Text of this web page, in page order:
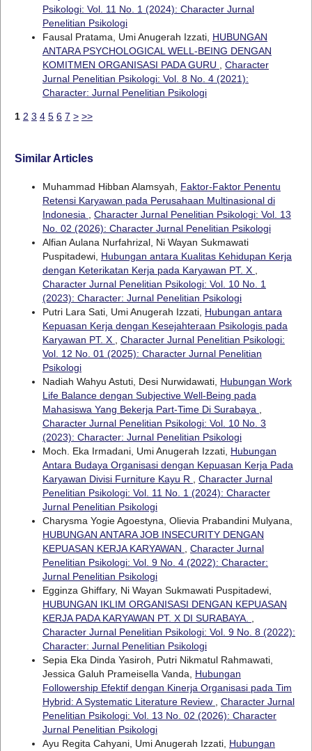
Psikologi: Vol. 11 No. 1 (2024): Character Jurnal
Penelitian Psikologi
Fausal Pratama, Umi Anugerah Izzati, HUBUNGAN
ANTARA PSYCHOLOGICAL WELL-BEING DENGAN
KOMITMEN ORGANISASI PADA GURU
Character
Jurnal Penelitian Psikologi: Vol. 8 No. 4 (2021):
Character: Jurnal Penelitian Psikologi
1 2 3 4 5 6 7 > >>
Similar Articles
Muhammad Hibban Alamsyah, Faktor-Faktor Penentu
Retensi Karyawan pada Perusahaan Multinasional di
Indonesia
Character Jurnal Penelitian Psikologi: Vol. 13
No. 02 (2026): Character Jurnal Penelitian Psikologi
Alfian Aulana Nurfahrizal, Ni Wayan Sukmawati
Puspitadewi, Hubungan antara Kualitas Kehidupan Kerja
dengan Keterikatan Kerja pada Karyawan PT. X
Character Jurnal Penelitian Psikologi: Vol. 10 No. 1
(2023): Character: Jurnal Penelitian Psikologi
Putri Lara Sati, Umi Anugerah Izzati, Hubungan antara
Kepuasan Kerja dengan Kesejahteraan Psikologis pada
Karyawan PT. X
Character Jurnal Penelitian Psikologi:
Vol. 12 No. 01 (2025): Character Jurnal Penelitian
Psikologi
Nadiah Wahyu Astuti, Desi Nurwidawati, Hubungan Work
Life Balance dengan Subjective Well-Being pada
Mahasiswa Yang Bekerja Part-Time Di Surabaya
Character Jurnal Penelitian Psikologi: Vol. 10 No. 3
(2023): Character: Jurnal Penelitian Psikologi
Moch. Eka Irmadani, Umi Anugerah Izzati, Hubungan
Antara Budaya Organisasi dengan Kepuasan Kerja Pada
Karyawan Divisi Furniture Kayu R
Character Jurnal
Penelitian Psikologi: Vol. 11 No. 1 (2024): Character
Jurnal Penelitian Psikologi
Charysma Yogie Agoestyna, Olievia Prabandini Mulyana,
HUBUNGAN ANTARA JOB INSECURITY DENGAN
KEPUASAN KERJA KARYAWAN
Character Jurnal
Penelitian Psikologi: Vol. 9 No. 4 (2022): Character:
Jurnal Penelitian Psikologi
Egginza Ghiffary, Ni Wayan Sukmawati Puspitadewi,
HUBUNGAN IKLIM ORGANISASI DENGAN KEPUASAN
KERJA PADA KARYAWAN PT. X DI SURABAYA.
Character Jurnal Penelitian Psikologi: Vol. 9 No. 8 (2022):
Character: Jurnal Penelitian Psikologi
Sepia Eka Dinda Yasiroh, Putri Nikmatul Rahmawati,
Jessica Galuh Prameisella Vanda, Hubungan
Followership Efektif dengan Kinerja Organisasi pada Tim
Hybrid: A Systematic Literature Review
Character Jurnal
Penelitian Psikologi: Vol. 13 No. 02 (2026): Character
Jurnal Penelitian Psikologi
Ayu Regita Cahyani, Umi Anugerah Izzati, Hubungan